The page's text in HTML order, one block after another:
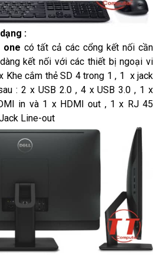
:
one có tất cả các cổng kết nối cần
kết nối với các thiết bị ngoại vi
Khe cắm thẻ SD 4 trong 1 , 1 x jack
: 2 x USB 2.0 , 4 x USB 3.0 , 1 x
in và 1 x HDMI out , 1 x RJ 45
Line-out